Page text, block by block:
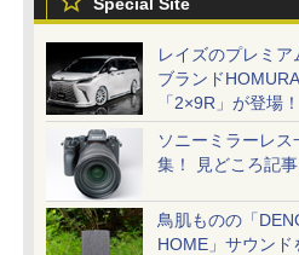
レイズのプレミア
ブランド
「2×9R」が登場！
ソニーミラーレス
集！ 見どころ記
鳥肌ものの「
HOME」サウンド